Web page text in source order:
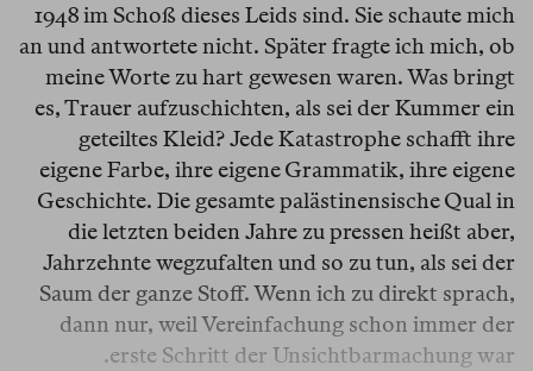
1948 im Schoß dieses Leids sind. Sie schaute mich
an und antwortete nicht. Später fragte ich mich, ob
meine Worte zu hart gewesen waren. Was bringt
es, Trauer aufzuschichten, als sei der Kummer ein
geteiltes Kleid? Jede Katastrophe schafft ihre
eigene Farbe, ihre eigene Grammatik, ihre eigene
Geschichte. Die gesamte palästinensische Qual in
die letzten beiden Jahre zu pressen heißt aber,
Jahrzehnte wegzufalten und so zu tun, als sei der
Saum der ganze Stoff. Wenn ich zu direkt sprach,
dann nur, weil Vereinfachung schon immer der
erste Schritt der Unsichtbarmachung war.